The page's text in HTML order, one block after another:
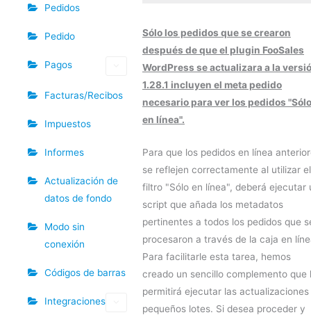
Pedidos
Pedido
Pagos
Facturas/Recibos
Impuestos
Informes
Actualización de
datos de fondo
Modo sin
conexión
Códigos de barras
Integraciones
Sólo los pedidos que se crearon
después de que el plugin FooSales
WordPress se actualizara a la
1.28.1 incluyen el meta pedido
necesario para ver los pedidos "Sólo
en línea".
Para que los pedidos en línea
se reflejen correctamente al utilizar el
filtro "Sólo en línea", deberá ejecutar
script que añada los metadatos
pertinentes a todos los pedidos que
procesaron a través de la caja en
Para facilitarle esta tarea, hemos
creado un sencillo complemento que
permitirá ejecutar las actualizaciones
pequeños lotes. Si desea proceder y